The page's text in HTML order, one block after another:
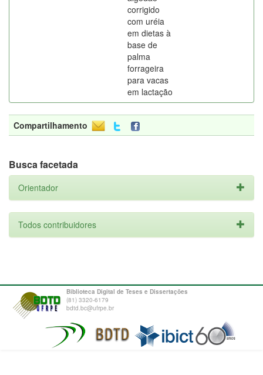
corrigido
com uréia
em dietas à
base de
palma
forrageira
para vacas
em lactação
Compartilhamento
Busca facetada
Orientador
Todos contribuidores
Biblioteca Digital de Teses e Dissertações
(81) 3320-6179
bdtd.bc@ufrpe.br